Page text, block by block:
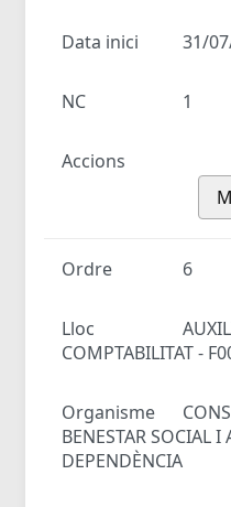
Data inici 31/
NC 1
Accions
Ordre 6
Lloc
COMPTABILITAT -
Organisme
BENESTAR SOCIAL I
DEPENDÈNCIA